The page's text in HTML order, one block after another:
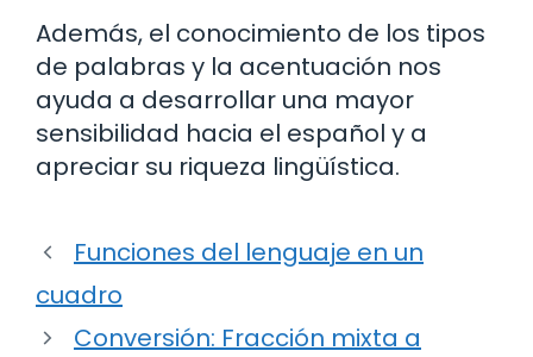
Además, el conocimiento de los tipos
de palabras y la acentuación nos
ayuda a desarrollar una mayor
sensibilidad hacia el español y a
apreciar su riqueza lingüística.
Funciones del lenguaje en un
cuadro
Conversión: Fracción mixta a